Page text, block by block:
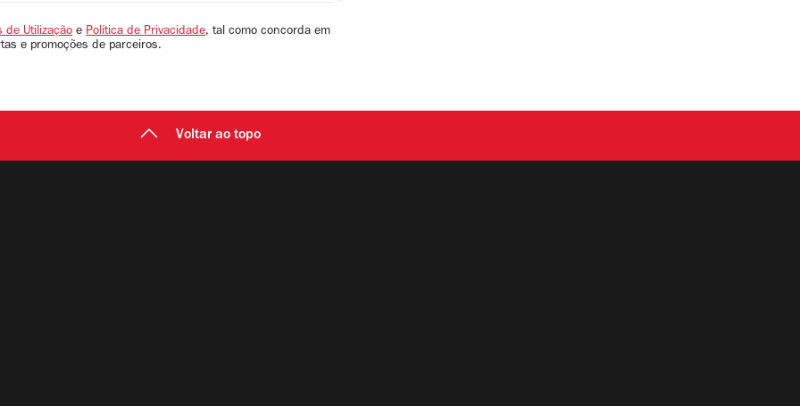
de Utilização e Política de Privacidade, tal como concorda em
e promoções de parceiros.
Voltar ao topo